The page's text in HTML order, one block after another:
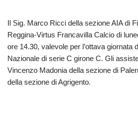
Il Sig. Marco Ricci della sezione AIA di
Reggina-Virtus Francavilla Calcio di
ore 14.30, valevole per l’ottava giornata
Nazionale di serie C girone C. Gli
Vincenzo Madonia della sezione di
della sezione di Agrigento.